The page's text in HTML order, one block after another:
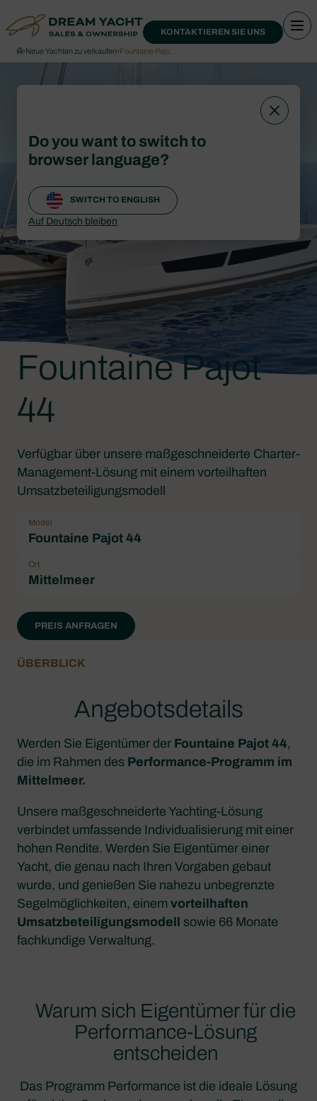
KONTAKTIEREN SIE UNS
›Neue Yachten zu verkaufen›Fountaine Pajo…
Fountaine Pajot
44
Verfügbar über unsere maßgeschneiderte Charter-
Management-Lösung mit einem vorteilhaften
Umsatzbeteiligungsmodell
Model
Fountaine Pajot 44
Ort
Mittelmeer
PREIS ANFRAGEN
ÜBERBLICK
Angebotsdetails
Werden Sie Eigentümer der Fountaine Pajot 44,
die im Rahmen des Performance-Programm im
Mittelmeer.
Unsere maßgeschneiderte Yachting-Lösung
verbindet umfassende Individualisierung mit einer
hohen Rendite. Werden Sie Eigentümer einer
Yacht, die genau nach Ihren Vorgaben gebaut
wurde, und genießen Sie nahezu unbegrenzte
Segelmöglichkeiten, einem vorteilhaften
Umsatzbeteiligungsmodell sowie 66 Monate
fachkundige Verwaltung.
Warum sich Eigentümer für die
Performance-Lösung
entscheiden
Das Programm Performance ist die ideale Lösung
Do you want to switch to
browser language?
SWITCH TO ENGLISH
Auf Deutsch bleiben